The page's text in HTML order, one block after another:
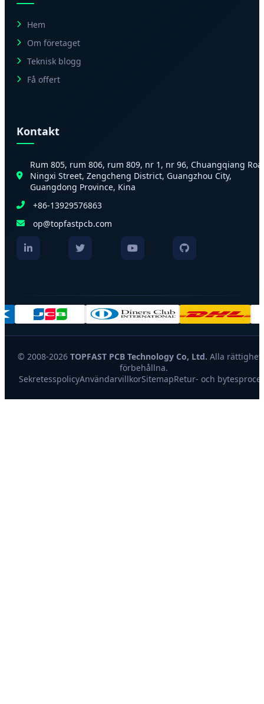
Hem
Om företaget
Teknisk blogg
Få offert
Kontakt
Rum 805, rum 806, rum 809, nr 1, nr 96, Chuangqiang
Ningxi Street, Zengcheng District, Guangzhou City,
Guangdong Province, Kina
+86-13929576863
op@topfastpcb.com
© 2008-2026 TOPFAST PCB Technology Co, Ltd. Alla
förbehållna.
SekretesspolicyAnvändarvillkorSitemapRetur- och